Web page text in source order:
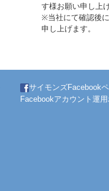
す様お願い申し上げ
※当社にて確認後
申し上げます。
サイモンズFacebook
Facebookアカウント運